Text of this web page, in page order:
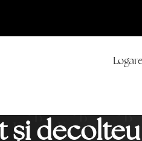
și decolteu